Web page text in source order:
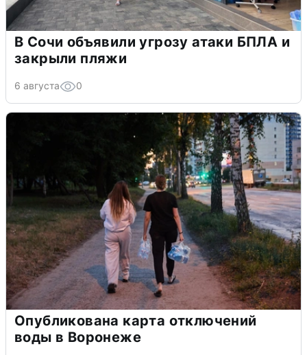
В Сочи объявили угрозу атаки БПЛА и
закрыли пляжи
6 августа 0
Опубликована карта отключений
воды в Воронеже